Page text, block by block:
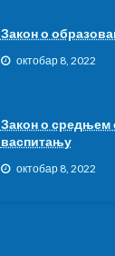
Закон о
октобар 8, 2022
Закон о средњем
васпитању
октобар 8, 2022